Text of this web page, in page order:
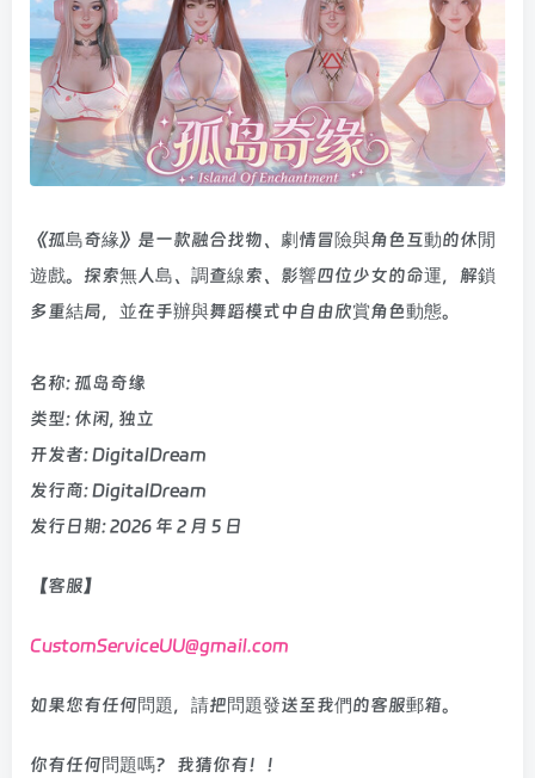
《孤島奇緣》是一款融合找物、劇情冒險與角色互動的休閒
遊戲。探索無人島、調查線索、影響四位少女的命運，解鎖
多重結局，並在手辦與舞蹈模式中自由欣賞角色動態。
名称: 孤岛奇缘
类型: 休闲, 独立
开发者: DigitalDream
发行商: DigitalDream
发行日期: 2026 年 2 月 5 日
【客服】
CustomServiceUU@gmail.com
如果您有任何問題，請把問題發送至我們的客服郵箱。
你有任何問題嗎？ 我猜你有！！